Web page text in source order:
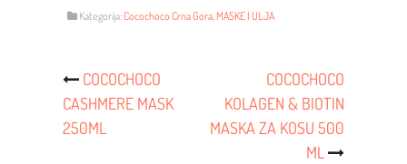
Kategorija:Cocochoco Crna Gora, MASKE I ULJA
Post
Navigacija
COCOCHOCO
CASHMERE MASK
250ML
COCOCHOCO
KOLAGEN & BIOTIN
MASKA ZA KOSU 500
ML